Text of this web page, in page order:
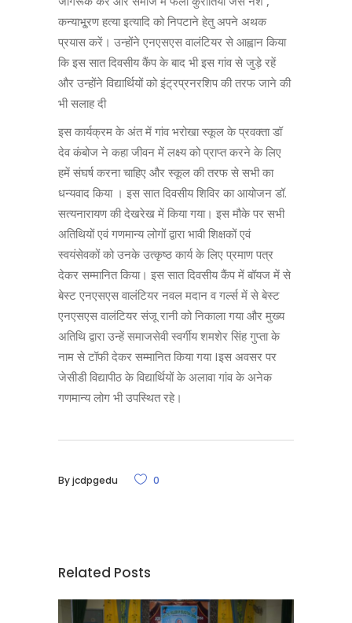
कन्याभू्रण हत्या इत्यादि को निपटाने हेतु अपने अथक
प्रयास करें। उन्होंने एनएसएस वालंटियर से आह्वान किया
कि इस सात दिवसीय कैंप के बाद भी इस गांव से जुड़े रहें
और उन्होंने विद्यार्थियों को इंट्रप्रनरशिप की तरफ जाने की
भी सलाह दी
इस कार्यक्रम के अंत में गांव भरोखा स्कूल के प्रवक्ता डॉ
देव कंबोज ने कहा जीवन में लक्ष्य को प्राप्त करने के लिए
हमें संघर्ष करना चाहिए और स्कूल की तरफ से सभी का
धन्यवाद किया । इस सात दिवसीय शिविर का आयोजन डॉ.
सत्यनारायण की देखरेख में किया गया। इस मौके पर सभी
अतिथियों एवं गणमान्य लोगों द्वारा भावी शिक्षकों एवं
स्वयंसेवकों को उनके उत्कृष्ठ कार्य के लिए प्रमाण पत्र
देकर सम्मानित किया। इस सात दिवसीय कैंप में बॉयज में से
बेस्ट एनएसएस वालंटियर नवल मदान व गर्ल्स में से बेस्ट
एनएसएस वालंटियर संजू रानी को निकाला गया और मुख्य
अतिथि द्वारा उन्हें समाजसेवी स्वर्गीय शमशेर सिंह गुप्ता के
नाम से टॉफी देकर सम्मानित किया गया Iइस अवसर पर
जेसीडी विद्यापीठ के विद्यार्थियों के अलावा गांव के अनेक
गणमान्य लोग भी उपस्थित रहे।
Byjcdpgedu 0
Related Posts